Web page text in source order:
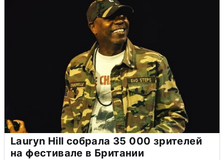
Lauryn Hill собрала 35 000 зрителей
на фестивале в Британии